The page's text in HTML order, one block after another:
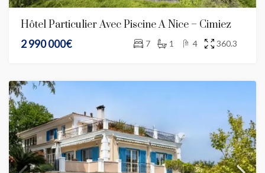
Hôtel Particulier Avec Piscine À Nice – Cimiez
2 990 000€
7 1 4 360.3